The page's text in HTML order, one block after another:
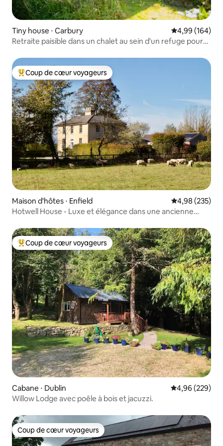
Tiny house ⋅ Carbury Évaluation
4,99 (164)
Retraite paisible dans un chalet au sein d'un refuge pour
Coups de cœur voyageurs les plus appréciés
Coup de cœur voyageurs
Maison d'hôtes ⋅ Enfield Évaluation
4,98 (235)
Hotwell House - Luxe et élégance dans une ancienne
Coups de cœur voyageurs les plus appréciés
Coup de cœur voyageurs
Cabane ⋅ Dublin Évaluation
4,96 (229)
Willow Lodge avec poêle à bois et jacuzzi.
Coup de cœur voyageurs
Coup de cœur voyageurs